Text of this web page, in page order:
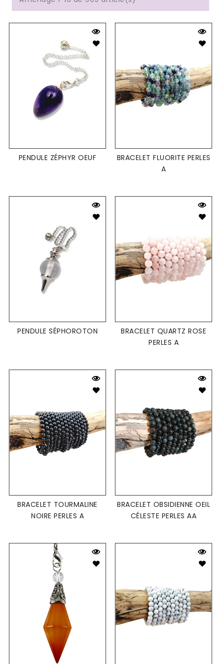
PENDULE ZÉPHYR OEUF
BRACELET FLUORITE PERLES
A
PENDULE SÉPHOROTON
BRACELET QUARTZ ROSE
PERLES A
BRACELET TOURMALINE
NOIRE PERLES A
BRACELET OBSIDIENNE OEIL
CÉLESTE PERLES AA